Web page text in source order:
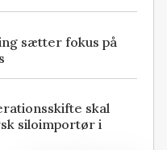
sætter fokus på
skal
siloimportør i